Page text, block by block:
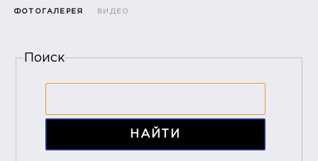
ФОТОГАЛЕРЕЯ ВИДЕО
Поиск